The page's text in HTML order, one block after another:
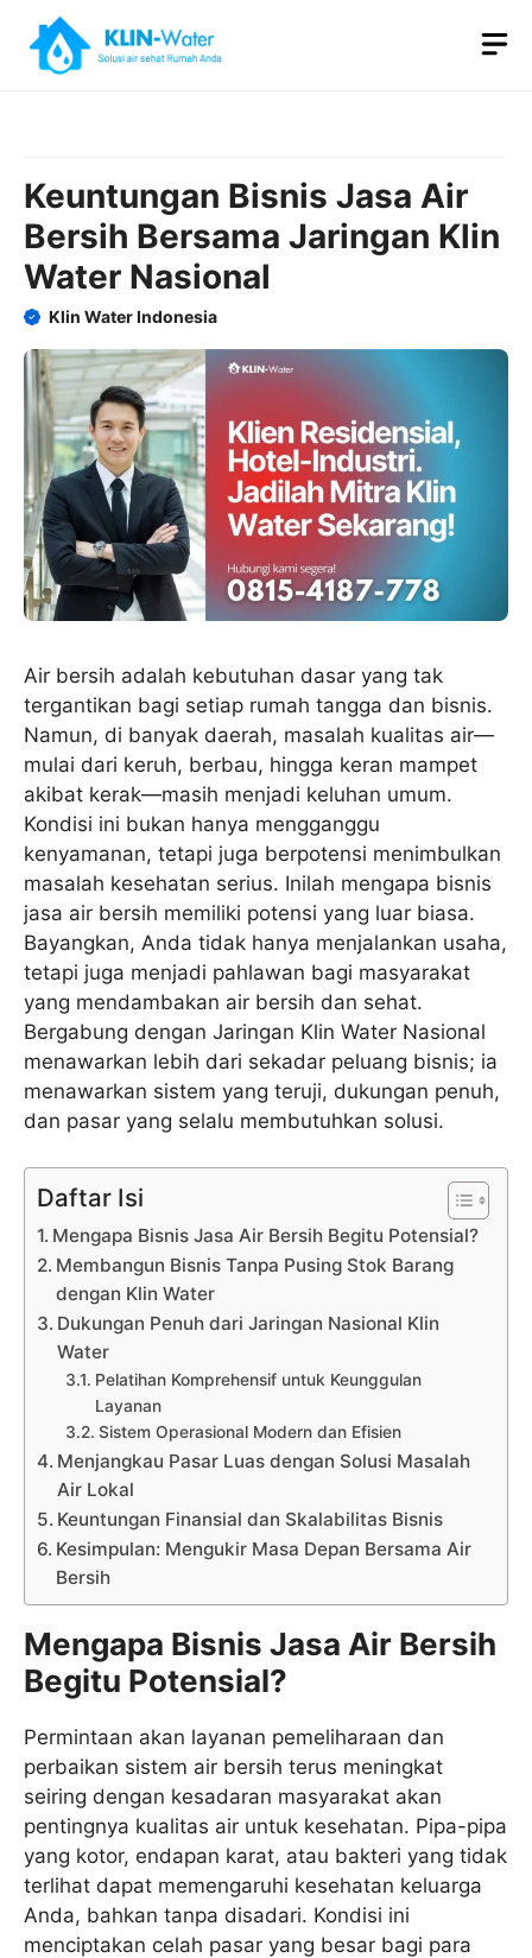
content
Keuntungan Bisnis Jasa Air
Bersih Bersama Jaringan Klin
Water Nasional
Klin Water Indonesia
Air bersih adalah kebutuhan dasar yang tak
tergantikan bagi setiap rumah tangga dan bisnis.
Namun, di banyak daerah, masalah kualitas air—
mulai dari keruh, berbau, hingga keran mampet
akibat kerak—masih menjadi keluhan umum.
Kondisi ini bukan hanya mengganggu
kenyamanan, tetapi juga berpotensi menimbulkan
masalah kesehatan serius. Inilah mengapa bisnis
jasa air bersih memiliki potensi yang luar biasa.
Bayangkan, Anda tidak hanya menjalankan usaha,
tetapi juga menjadi pahlawan bagi masyarakat
yang mendambakan air bersih dan sehat.
Bergabung dengan Jaringan Klin Water Nasional
menawarkan lebih dari sekadar peluang bisnis; ia
menawarkan sistem yang teruji, dukungan penuh,
dan pasar yang selalu membutuhkan solusi.
Daftar Isi
Mengapa Bisnis Jasa Air Bersih Begitu Potensial?
Membangun Bisnis Tanpa Pusing Stok Barang
dengan Klin Water
Dukungan Penuh dari Jaringan Nasional Klin
Water
Pelatihan Komprehensif untuk Keunggulan
Layanan
Sistem Operasional Modern dan Efisien
Menjangkau Pasar Luas dengan Solusi Masalah
Air Lokal
Keuntungan Finansial dan Skalabilitas Bisnis
Kesimpulan: Mengukir Masa Depan Bersama Air
Bersih
Mengapa Bisnis Jasa Air Bersih
Begitu Potensial?
Permintaan akan layanan pemeliharaan dan
perbaikan sistem air bersih terus meningkat
seiring dengan kesadaran masyarakat akan
pentingnya kualitas air untuk kesehatan. Pipa-pipa
yang kotor, endapan karat, atau bakteri yang tidak
terlihat dapat memengaruhi kesehatan keluarga
Anda, bahkan tanpa disadari. Kondisi ini
menciptakan celah pasar yang besar bagi para